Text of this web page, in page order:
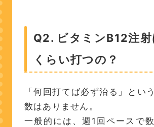
Q2. ビタミンB12注射
くらい打つの？
「何回打てば必ず治る」とい
数はありません。
一般的には、週1回ペースで